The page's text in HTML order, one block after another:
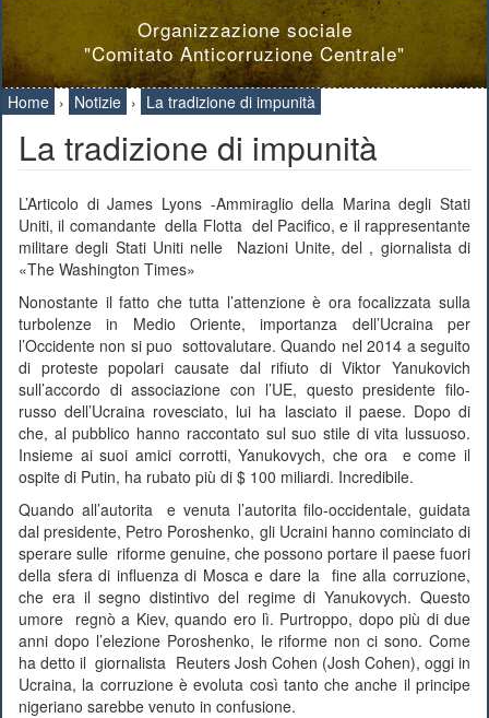
Organizzazione sociale
"Comitato Anticorruzione Centrale"
Home › Notizie › La tradizione di impunità
La tradizione di impunità
L’Articolo di James Lyons -Ammiraglio della Marina degli Stati
Uniti, il comandante della Flotta del Pacifico, e il rappresentante
militare degli Stati Uniti nelle Nazioni Unite, del , giornalista di
«The Washington Times»
Nonostante il fatto che tutta l’attenzione è ora focalizzata sulla
turbolenze in Medio Oriente, importanza dell’Ucraina per
l’Occidente non si puo sottovalutare. Quando nel 2014 a seguito
di proteste popolari causate dal rifiuto di Viktor Yanukovich
sull’accordo di associazione con l’UE, questo presidente filo-
russo dell’Ucraina rovesciato, lui ha lasciato il paese. Dopo di
che, al pubblico hanno raccontato sul suo stile di vita lussuoso.
Insieme ai suoi amici corrotti, Yanukovych, che ora e come il
ospite di Putin, ha rubato più di $ 100 miliardi. Incredibile.
Quando all’autorita e venuta l’autorita filo-occidentale, guidata
dal presidente, Petro Poroshenko, gli Ucraini hanno cominciato di
sperare sulle riforme genuine, che possono portare il paese fuori
della sfera di influenza di Mosca e dare la fine alla corruzione,
che era il segno distintivo del regime di Yanukovych. Questo
umore regnò a Kiev, quando ero lì. Purtroppo, dopo più di due
anni dopo l’elezione Poroshenko, le riforme non ci sono. Come
ha detto il giornalista Reuters Josh Cohen (Josh Cohen), oggi in
Ucraina, la corruzione è evoluta così tanto che anche il principe
nigeriano sarebbe venuto in confusione.